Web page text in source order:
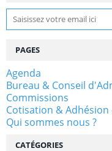
PAGES
Agenda
Bureau & Conseil
Commissions
Cotisation & Adhésion
Qui sommes nous ?
CATÉGORIES